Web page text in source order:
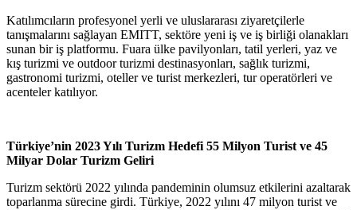
Katılımcıların profesyonel yerli ve uluslararası ziyaretçilerle
tanışmalarını sağlayan EMITT, sektöre yeni iş ve iş birliği olanakları
sunan bir iş platformu. Fuara ülke pavilyonları, tatil yerleri, yaz ve
kış turizmi ve outdoor turizmi destinasyonları, sağlık turizmi,
gastronomi turizmi, oteller ve turist merkezleri, tur operatörleri ve
acenteler katılıyor.
Türkiye’nin 2023 Yılı Turizm Hedefi 55 Milyon Turist ve 45
Milyar Dolar Turizm Geliri
Turizm sektörü 2022 yılında pandeminin olumsuz etkilerini azaltarak
toparlanma sürecine girdi. Türkiye, 2022 yılını 47 milyon turist ve